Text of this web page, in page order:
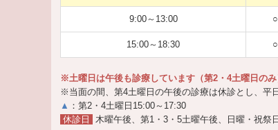
9:00～13:00 ○
15:00～18:30 ○
※土曜日は午後も診療しています（第2・4土曜日のみ
※当面の間、第4土曜日の午後の診療は休診とし、平
▲ ：第2・4土曜日15:00～17:30
休診日
木曜午後、第1・3・5土曜午後、日曜・祝祭